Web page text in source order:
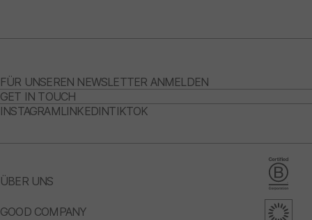
ÜBER UNS
GOOD COMPANY
FÜR UNSEREN NEWSLETTER ANMELDEN
GET IN TOUCH
INSTAGRAMLINKEDINTIKTOK